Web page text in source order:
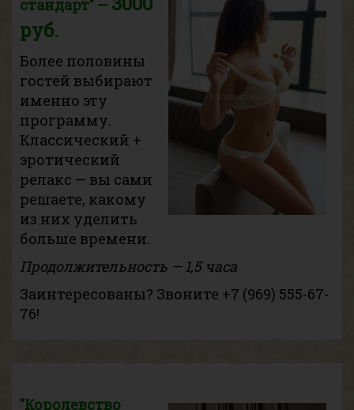
стандарт" —
руб.
Более половины
гостей выбирают
именно эту
программу.
Классический +
эротический
релакс — вы сами
решаете, какому
из них уделить
больше времени.
Продолжительность — 1,5 часа
Заинтересованы? Звоните +7 (969) 555-67-
76!
"Королевство